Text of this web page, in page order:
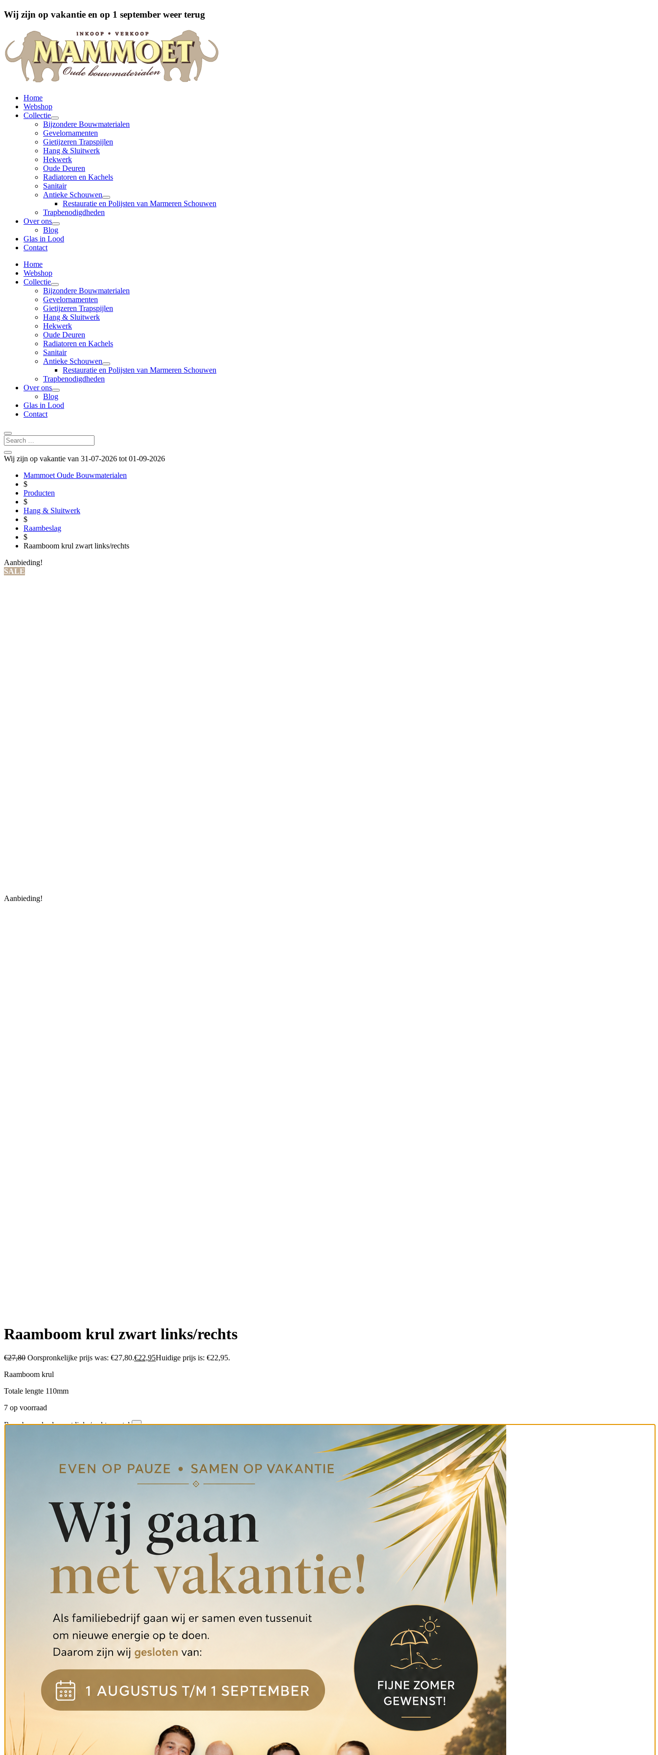
Wij zijn op vakantie en op 1 september weer terug
Home
Webshop
Collectie
Bijzondere Bouwmaterialen
Gevelornamenten
Gietijzeren Trapspijlen
Hang & Sluitwerk
Hekwerk
Oude Deuren
Radiatoren en Kachels
Sanitair
Antieke Schouwen
Restauratie en Polijsten van Marmeren Schouwen
Trapbenodigdheden
Over ons
Blog
Glas in Lood
Contact
Home
Webshop
Collectie
Bijzondere Bouwmaterialen
Gevelornamenten
Gietijzeren Trapspijlen
Hang & Sluitwerk
Hekwerk
Oude Deuren
Radiatoren en Kachels
Sanitair
Antieke Schouwen
Restauratie en Polijsten van Marmeren Schouwen
Trapbenodigdheden
Over ons
Blog
Glas in Lood
Contact
Wij zijn op vakantie van 31-07-2026 tot 01-09-2026
Mammoet Oude Bouwmaterialen
$
Producten
$
Hang & Sluitwerk
$
Raambeslag
$
Raamboom krul zwart links/rechts
Aanbieding!
SALE
Aanbieding!
Raamboom krul zwart links/rechts
€27,80 Oorspronkelijke prijs was: €27,80.€22,95Huidige prijs is: €22,95.
Raamboom krul
Totale lengte 110mm
7 op voorraad
Raamboom krul zwart links/rechts aantal -
Raambeslag, Webshop
Veilig betalen met
Niet helemaal wat je zoekt? Bezoek ons aanbod op locatie! Helaas kunnen wij niet alles online plaatsen.
Gerelateerde producten
Trapleuning beugels Nr. 1277
Knop ovaal zwart gietijzer 60mm
€
Huidige prijs is: €6,50.